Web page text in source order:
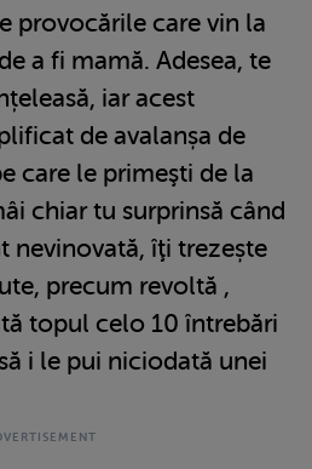
provocările care vin la
a fi mamă. Adesea, te
iar acest
de avalanșa de
care le primeşti de la
chiar tu surprinsă când
nevinovată, îţi trezește
precum revoltă ,
topul celo 10 întrebări
i le pui niciodată unei